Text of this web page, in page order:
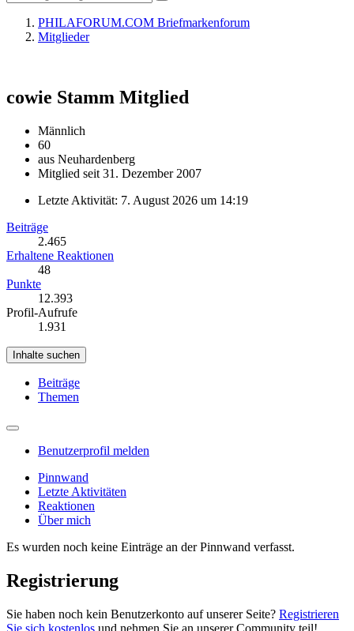
PHILAFORUM.COM Briefmarkenforum
Mitglieder
cowie Stamm Mitglied
Männlich
60
aus Neuhardenberg
Mitglied seit 31. Dezember 2007
Letzte Aktivität: 7. August 2026 um 14:19
Beiträge
2.465
Erhaltene Reaktionen
48
Punkte
12.393
Profil-Aufrufe
1.931
Inhalte suchen
Beiträge
Themen
Benutzerprofil melden
Pinnwand
Letzte Aktivitäten
Reaktionen
Über mich
Es wurden noch keine Einträge an der Pinnwand verfasst.
Registrierung
Sie haben noch kein Benutzerkonto auf unserer Seite? Registrieren
Sie sich kostenlos und nehmen Sie an unserer Community teil!